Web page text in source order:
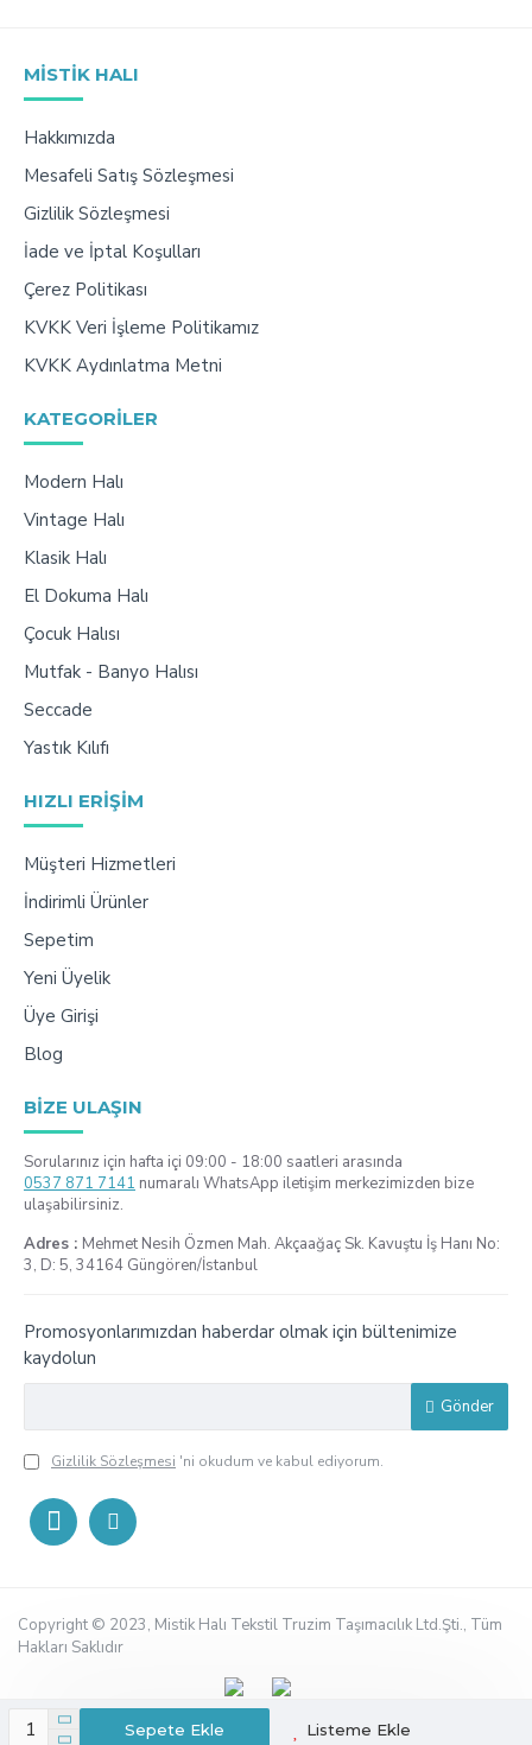
Sepete Ekle Listeme Ekle
MISTIK HALI
Hakkımızda
Mesafeli Satış Sözleşmesi
Gizlilik Sözleşmesi
İade ve İptal Koşulları
Çerez Politikası
KVKK Veri İşleme Politikamız
KVKK Aydınlatma Metni
KATEGORILER
Modern Halı
Vintage Halı
Klasik Halı
El Dokuma Halı
Çocuk Halısı
Mutfak - Banyo Halısı
Seccade
Yastık Kılıfı
HIZLI ERIŞIM
Müşteri Hizmetleri
İndirimli Ürünler
Sepetim
Yeni Üyelik
Üye Girişi
Blog
BIZE ULAŞIN
Sorularınız için hafta içi 09:00 - 18:00 saatleri arasında
0537 871 7141 numaralı WhatsApp iletişim merkezimizden bize
ulaşabilirsiniz.
Adres : Mehmet Nesih Özmen Mah. Akçaağaç Sk. Kavuştu İş Hanı No:
3, D: 5, 34164 Güngören/İstanbul
Promosyonlarımızdan haberdar olmak için bültenimize
kaydolun
Gönder
Gizlilik Sözleşmesi 'ni okudum ve kabul ediyorum.
Copyright © 2023, Mistik Halı Tekstil Truzim Taşımacılık Ltd.Şti., Tüm
Hakları Saklıdır